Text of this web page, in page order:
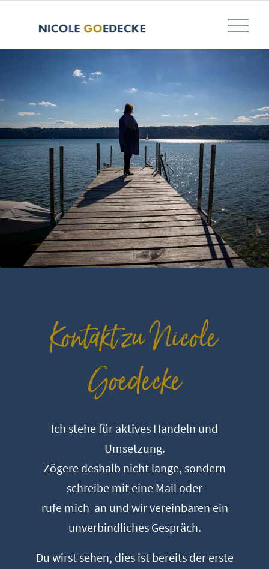
Kontakt zu Nicole
Goedecke
Ich stehe für aktives Handeln und
Umsetzung.
Zögere deshalb nicht lange, sondern
schreibe mit eine Mail oder
rufe mich an und wir vereinbaren ein
unverbindliches Gespräch.
Du wirst sehen, dies ist bereits der erste